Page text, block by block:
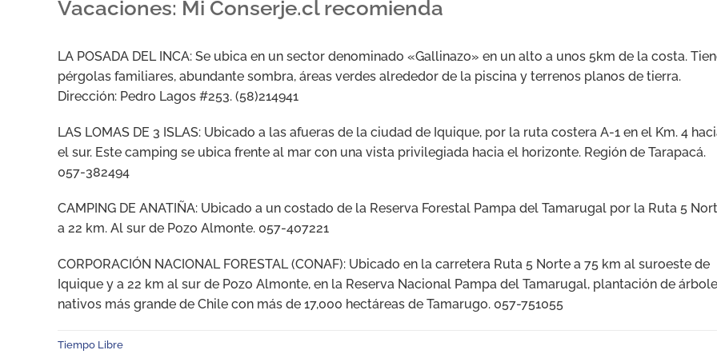
Vacaciones: Mi Conserje.cl recomienda
LA POSADA DEL INCA: Se ubica en un sector denominado «Gallinazo» en un alto a unos 5km de la costa.
pérgolas familiares, abundante sombra, áreas verdes alrededor de la piscina y terrenos planos de tierra.
Dirección: Pedro Lagos #253. (58)214941
LAS LOMAS DE 3 ISLAS: Ubicado a las afueras de la ciudad de Iquique, por la ruta costera A-1 en el Km. 4
el sur. Este camping se ubica frente al mar con una vista privilegiada hacia el horizonte. Región de Tarapacá.
057-382494
CAMPING DE ANATIÑA: Ubicado a un costado de la Reserva Forestal Pampa del Tamarugal por la Ruta 5
a 22 km. Al sur de Pozo Almonte. 057-407221
CORPORACIÓN NACIONAL FORESTAL (CONAF): Ubicado en la carretera Ruta 5 Norte a 75 km al suroeste de
Iquique y a 22 km al sur de Pozo Almonte, en la Reserva Nacional Pampa del Tamarugal, plantación de
nativos más grande de Chile con más de 17,000 hectáreas de Tamarugo. 057-751055
Tiempo Libre